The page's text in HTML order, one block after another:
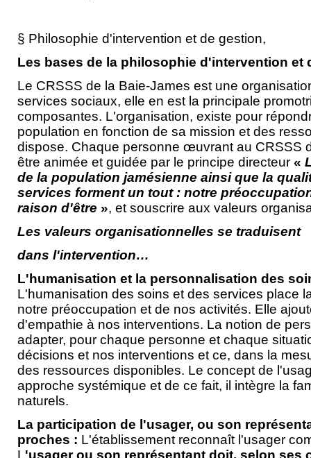
§ Philosophie d'intervention et de gestion,
Les bases de la philosophie d'intervention et
Le CRSSS de la Baie-James est une
services sociaux, elle en est la principale
composantes. L'organisation, existe pour
population en fonction de sa mission et des
dispose. Chaque personne œuvrant au CRSSS
être animée et guidée par le principe directeur «
de la population jamésienne ainsi que la
services forment un tout : notre
raison d'être », et souscrire aux valeurs
Les valeurs organisationnelles se traduisent
dans l'intervention…
L'humanisation et la personnalisation des
L'humanisation des soins et des services place
notre préoccupation et de nos activités. Elle
d'empathie à nos interventions. La notion de
adapter, pour chaque personne et chaque
décisions et nos interventions et ce, dans la
des ressources disponibles. Le concept de
approche systémique et de ce fait, il intègre la
naturels.
La participation de l'usager, ou son
proches : L'établissement reconnaît l'usager
L 'usager ou son représentant doit, selon ses